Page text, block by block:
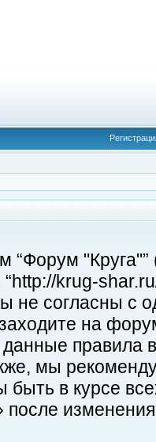
“Форум
“http://krug-
не согласны с
на
правила
мы
быть в курсе
после